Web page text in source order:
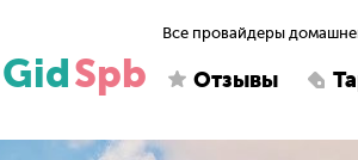
GidSpb
Все провайдеры
Отзывы